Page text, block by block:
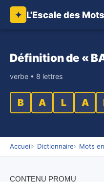
✦ L'Escale des Mots
Définition de «
verbe • 8 lettres
B A L A
Accueil Dictionnaire Mots